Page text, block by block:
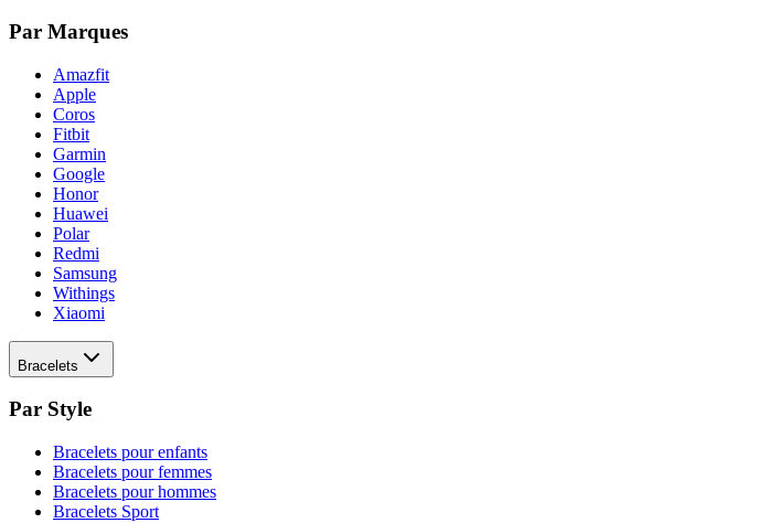
Par Marques
Amazfit
Apple
Coros
Fitbit
Garmin
Google
Honor
Huawei
Polar
Redmi
Samsung
Withings
Xiaomi
Bracelets
Par Style
Bracelets pour enfants
Bracelets pour femmes
Bracelets pour hommes
Bracelets Sport